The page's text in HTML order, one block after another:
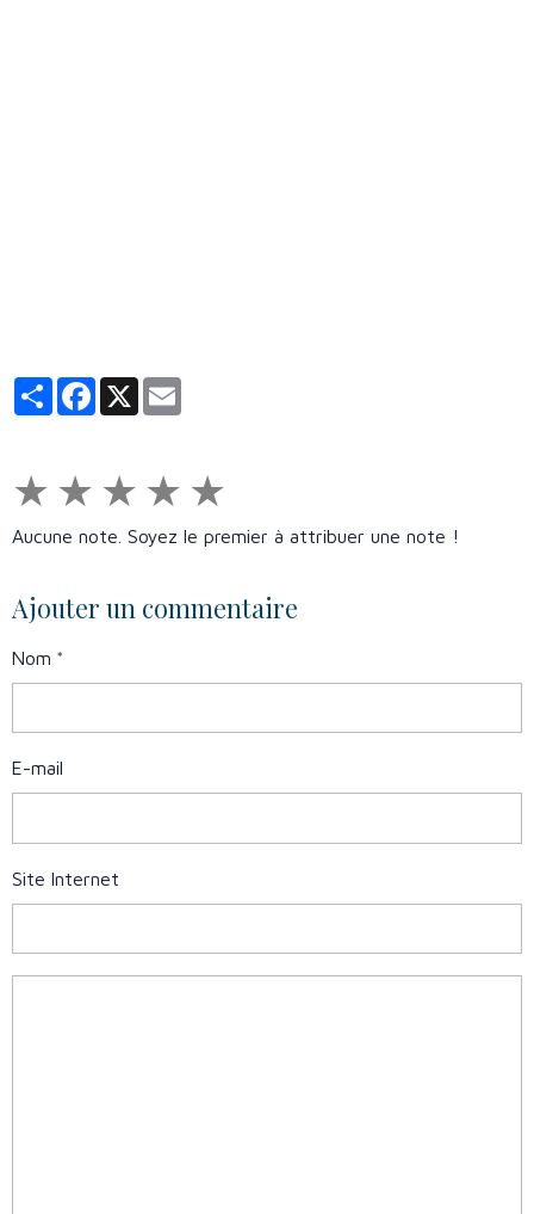
PartagerFacebook
X
★ ★ ★ ★ ★
Aucune note. Soyez le premier à attribuer une note !
Ajouter un commentaire
Nom
E-mail
Site Internet